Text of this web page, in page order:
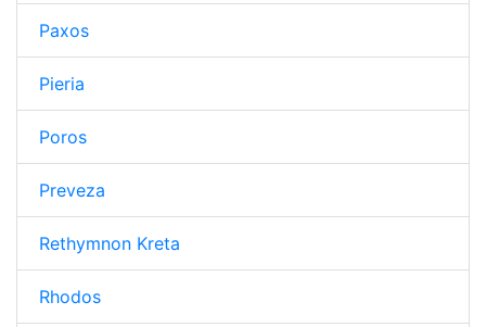
Paxos
Pieria
Poros
Preveza
Rethymnon Kreta
Rhodos